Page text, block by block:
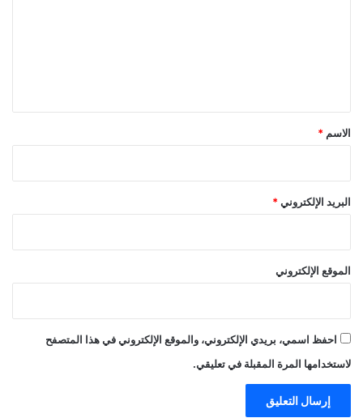
*
الاسم *
البريد الإلكتروني *
الموقع الإلكتروني
احفظ اسمي، بريدي الإلكتروني، والموقع الإلكتروني في هذا المتصفح
لاستخدامها المرة المقبلة في تعليقي.